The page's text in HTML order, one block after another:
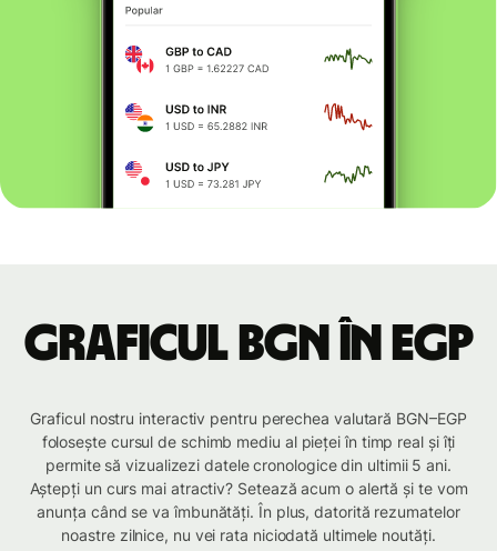
Graficul BGN în EGP
Graficul nostru interactiv pentru perechea valutară BGN–EGP
folosește cursul de schimb mediu al pieței în timp real și îți
permite să vizualizezi datele cronologice din ultimii 5 ani.
Aștepți un curs mai atractiv? Setează acum o alertă și te vom
anunța când se va îmbunătăți. În plus, datorită rezumatelor
noastre zilnice, nu vei rata niciodată ultimele noutăți.